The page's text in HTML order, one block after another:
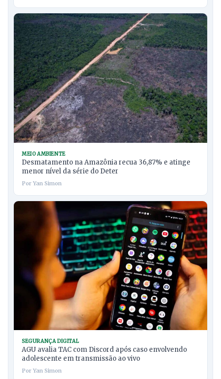
MEIO AMBIENTE
Desmatamento na Amazônia recua 36,87% e atinge
menor nível da série do Deter
Por Yan Simon
SEGURANÇA DIGITAL
AGU avalia TAC com Discord após caso envolvendo
adolescente em transmissão ao vivo
Por Yan Simon